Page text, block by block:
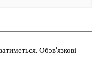
Обов’язкові